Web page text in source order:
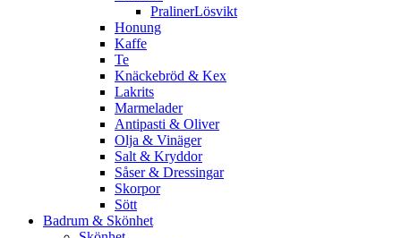
PralinerLösvikt
Honung
Kaffe
Te
Knäckebröd & Kex
Lakrits
Marmelader
Antipasti & Oliver
Olja & Vinäger
Salt & Kryddor
Såser & Dressingar
Skorpor
Sött
Badrum & Skönhet